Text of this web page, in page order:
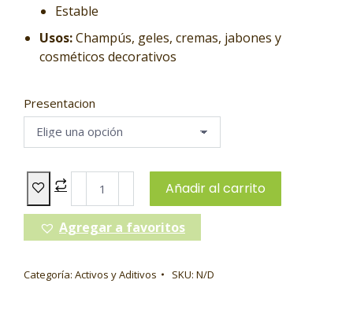
Estable
Usos:Champús, geles, cremas, jabones y
cosméticos decorativos
Presentacion
Añadir al carrito
Agregar a favoritos
Categoría: Activos y Aditivos SKU: N/D